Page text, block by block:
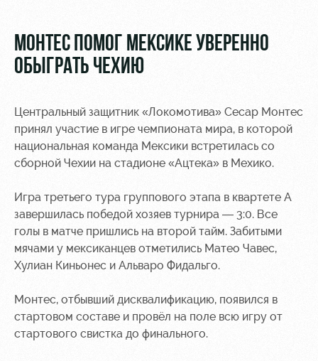
Фото
Места для
МГН
РЖД
Организация
мероприятий
Аренда
полей
Аренда
площадей
Ледовый
Локо
Локо-Лето
Академия
Как
Руководство
Контакты
Информация
болельщиков
Банковская
карта
«Локомотив»
Парковка
Карта
МОНТЕС ПОМОГ МЕКСИКЕ УВЕРЕННО
ОБЫГРАТЬ ЧЕХИЮ
Центральный защитник «Локомотива» Сесар Монтес
принял участие в игре чемпионата мира, в которой
национальная команда Мексики встретилась со
сборной Чехии на стадионе «Ацтека» в Мехико.
Игра третьего тура группового этапа в квартете А
завершилась победой хозяев турнира — 3:0. Все
голы в матче пришлись на второй тайм. Забитыми
мячами у мексиканцев отметились Матео Чавес,
Хулиан Киньонес и Альваро Фидальго.
Монтес, отбывший дисквалификацию, появился в
стартовом составе и провёл на поле всю игру от
стартового свистка до финального.